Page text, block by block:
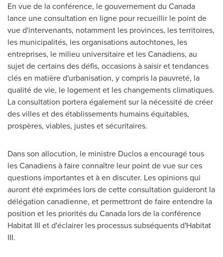
En vue de la conférence, le gouvernement du Canada
lance une consultation en ligne pour recueillir le point de
vue d'intervenants, notamment les provinces, les territoires,
les municipalités, les organisations autochtones, les
entreprises, le milieu universitaire et les Canadiens, au
sujet de certains des défis, occasions à saisir et tendances
clés en matière d'urbanisation, y compris la pauvreté, la
qualité de vie, le logement et les changements climatiques.
La consultation portera également sur la nécessité de créer
des villes et des établissements humains équitables,
prospères, viables, justes et sécuritaires.
Dans son allocution, le ministre Duclos a encouragé tous
les Canadiens à faire connaître leur point de vue sur ces
questions importantes et à en discuter. Les opinions qui
auront été exprimées lors de cette consultation guideront la
délégation canadienne, et permettront de faire entendre la
position et les priorités du Canada lors de la conférence
Habitat III et d'éclairer les processus subséquents d'Habitat
III.